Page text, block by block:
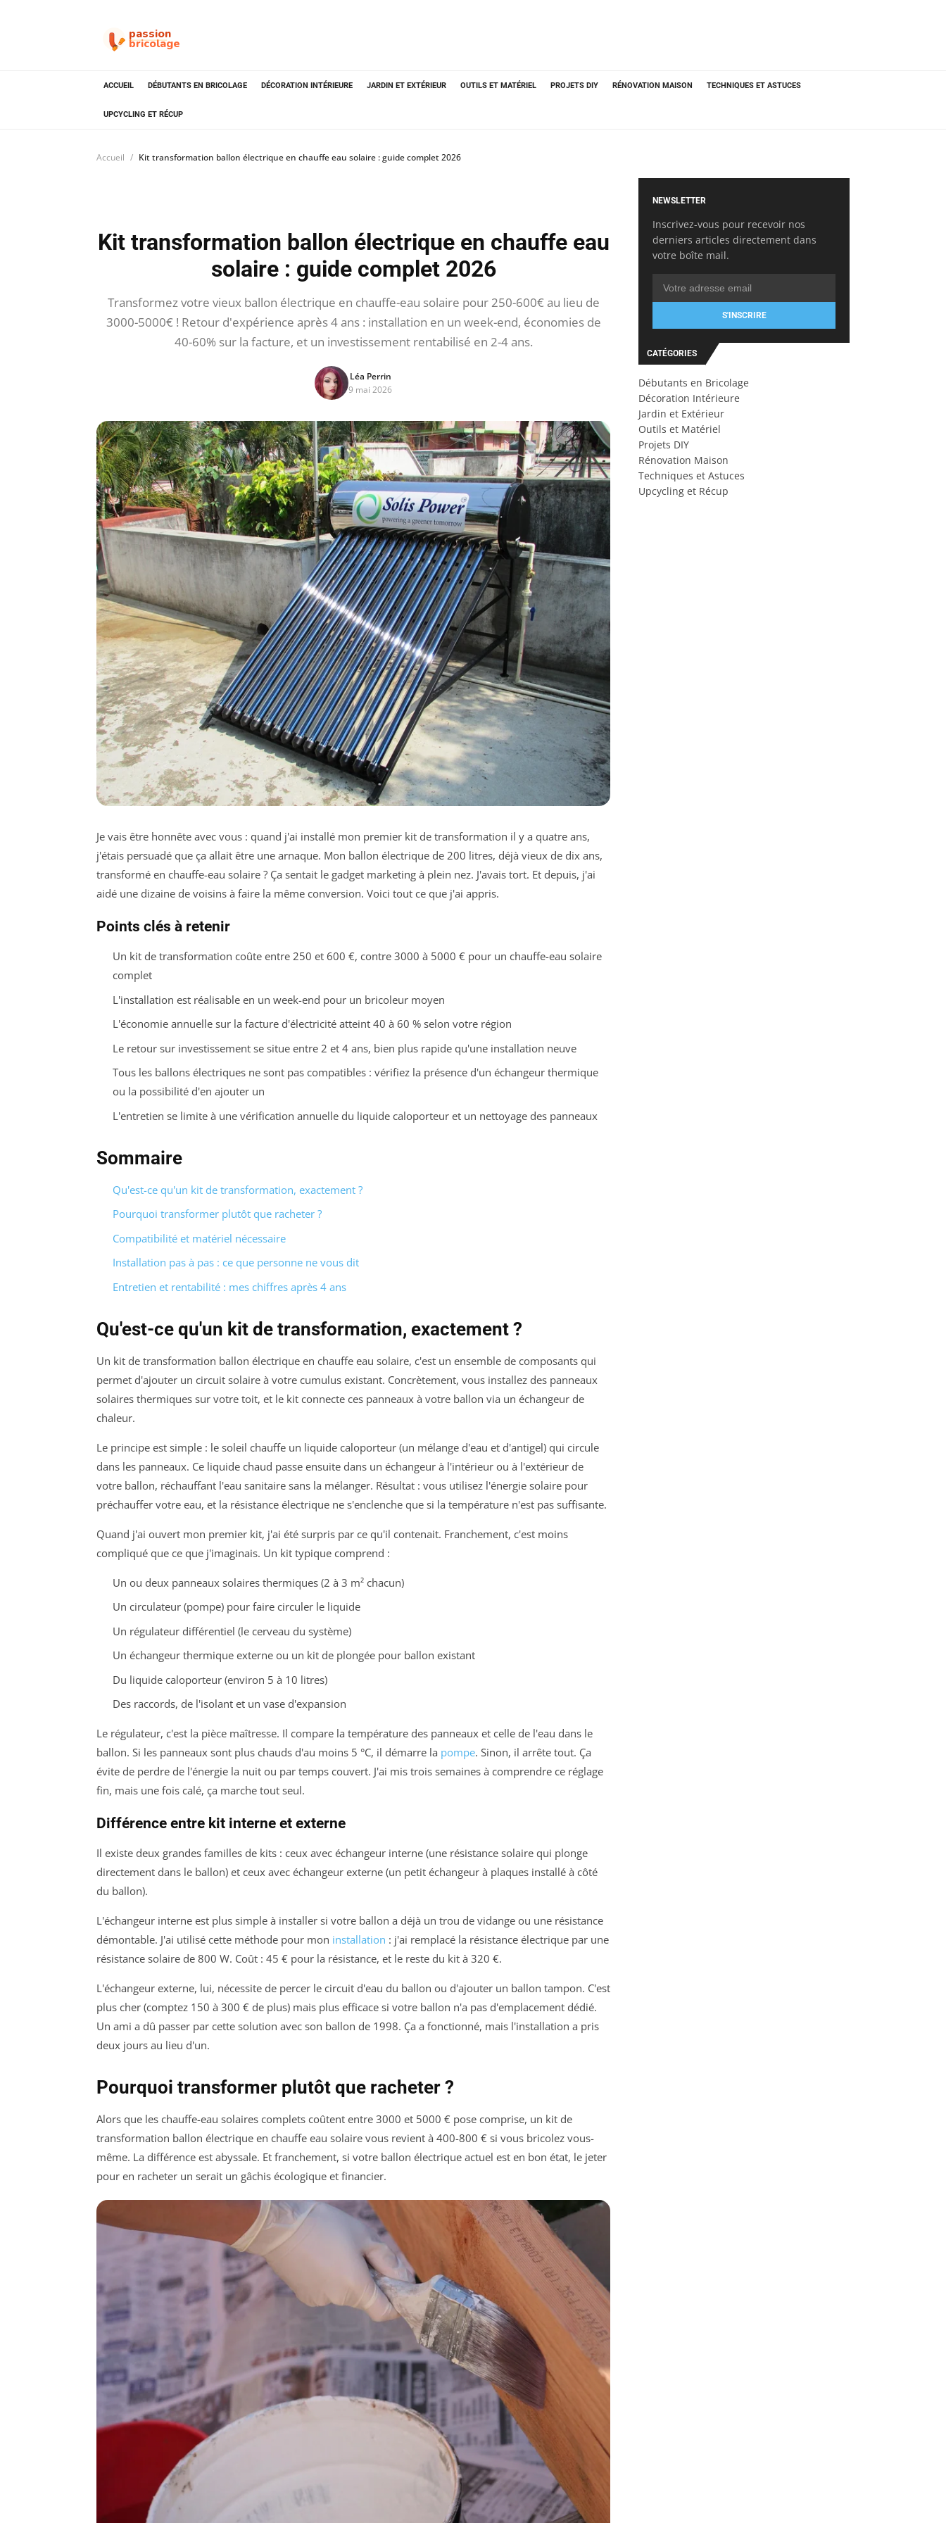
passion
bricolage
ACCUEIL DÉBUTANTS EN BRICOLAGE DÉCORATION INTÉRIEURE JARDIN ET EXTÉRIEUR OUTILS ET MATÉRIEL PROJETS DIY RÉNOVATION MAISON TECHNIQUES ET ASTUCES
UPCYCLING ET RÉCUP
Accueil Kit transformation ballon électrique en chauffe eau solaire : guide complet 2026
Kit transformation ballon électrique en chauffe eau
solaire : guide complet 2026
Transformez votre vieux ballon électrique en chauffe-eau solaire pour 250-600€ au lieu de
3000-5000€ ! Retour d'expérience après 4 ans : installation en un week-end, économies de
40-60% sur la facture, et un investissement rentabilisé en 2-4 ans.
Léa Perrin
9 mai 2026
Je vais être honnête avec vous : quand j'ai installé mon premier kit de transformation il y a quatre ans,
j'étais persuadé que ça allait être une arnaque. Mon ballon électrique de 200 litres, déjà vieux de dix ans,
transformé en chauffe-eau solaire ? Ça sentait le gadget marketing à plein nez. J'avais tort. Et depuis, j'ai
aidé une dizaine de voisins à faire la même conversion. Voici tout ce que j'ai appris.
Points clés à retenir
Un kit de transformation coûte entre 250 et 600 €, contre 3000 à 5000 € pour un chauffe-eau solaire
complet
L'installation est réalisable en un week-end pour un bricoleur moyen
L'économie annuelle sur la facture d'électricité atteint 40 à 60 % selon votre région
Le retour sur investissement se situe entre 2 et 4 ans, bien plus rapide qu'une installation neuve
Tous les ballons électriques ne sont pas compatibles : vérifiez la présence d'un échangeur thermique
ou la possibilité d'en ajouter un
L'entretien se limite à une vérification annuelle du liquide caloporteur et un nettoyage des panneaux
Sommaire
Qu'est-ce qu'un kit de transformation, exactement ?
Pourquoi transformer plutôt que racheter ?
Compatibilité et matériel nécessaire
Installation pas à pas : ce que personne ne vous dit
Entretien et rentabilité : mes chiffres après 4 ans
Qu'est-ce qu'un kit de transformation, exactement ?
Un kit de transformation ballon électrique en chauffe eau solaire, c'est un ensemble de composants qui
permet d'ajouter un circuit solaire à votre cumulus existant. Concrètement, vous installez des panneaux
solaires thermiques sur votre toit, et le kit connecte ces panneaux à votre ballon via un échangeur de
chaleur.
Le principe est simple : le soleil chauffe un liquide caloporteur (un mélange d'eau et d'antigel) qui circule
dans les panneaux. Ce liquide chaud passe ensuite dans un échangeur à l'intérieur ou à l'extérieur de
votre ballon, réchauffant l'eau sanitaire sans la mélanger. Résultat : vous utilisez l'énergie solaire pour
préchauffer votre eau, et la résistance électrique ne s'enclenche que si la température n'est pas suffisante.
Quand j'ai ouvert mon premier kit, j'ai été surpris par ce qu'il contenait. Franchement, c'est moins
compliqué que ce que j'imaginais. Un kit typique comprend :
Un ou deux panneaux solaires thermiques (2 à 3 m² chacun)
Un circulateur (pompe) pour faire circuler le liquide
Un régulateur différentiel (le cerveau du système)
Un échangeur thermique externe ou un kit de plongée pour ballon existant
Du liquide caloporteur (environ 5 à 10 litres)
Des raccords, de l'isolant et un vase d'expansion
Le régulateur, c'est la pièce maîtresse. Il compare la température des panneaux et celle de l'eau dans le
ballon. Si les panneaux sont plus chauds d'au moins 5 °C, il démarre la pompe. Sinon, il arrête tout. Ça
évite de perdre de l'énergie la nuit ou par temps couvert. J'ai mis trois semaines à comprendre ce réglage
fin, mais une fois calé, ça marche tout seul.
Différence entre kit interne et externe
Il existe deux grandes familles de kits : ceux avec échangeur interne (une résistance solaire qui plonge
directement dans le ballon) et ceux avec échangeur externe (un petit échangeur à plaques installé à côté
du ballon).
L'échangeur interne est plus simple à installer si votre ballon a déjà un trou de vidange ou une résistance
démontable. J'ai utilisé cette méthode pour mon installation : j'ai remplacé la résistance électrique par une
résistance solaire de 800 W. Coût : 45 € pour la résistance, et le reste du kit à 320 €.
L'échangeur externe, lui, nécessite de percer le circuit d'eau du ballon ou d'ajouter un ballon tampon. C'est
plus cher (comptez 150 à 300 € de plus) mais plus efficace si votre ballon n'a pas d'emplacement dédié.
Un ami a dû passer par cette solution avec son ballon de 1998. Ça a fonctionné, mais l'installation a pris
deux jours au lieu d'un.
Pourquoi transformer plutôt que racheter ?
Alors que les chauffe-eau solaires complets coûtent entre 3000 et 5000 € pose comprise, un kit de
transformation ballon électrique en chauffe eau solaire vous revient à 400-800 € si vous bricolez vous-
même. La différence est abyssale. Et franchement, si votre ballon électrique actuel est en bon état, le jeter
pour en racheter un serait un gâchis écologique et financier.
NEWSLETTER
Inscrivez-vous pour recevoir nos
derniers articles directement dans
votre boîte mail.
S'INSCRIRE
CATÉGORIES
Débutants en Bricolage
Décoration Intérieure
Jardin et Extérieur
Outils et Matériel
Projets DIY
Rénovation Maison
Techniques et Astuces
Upcycling et Récup